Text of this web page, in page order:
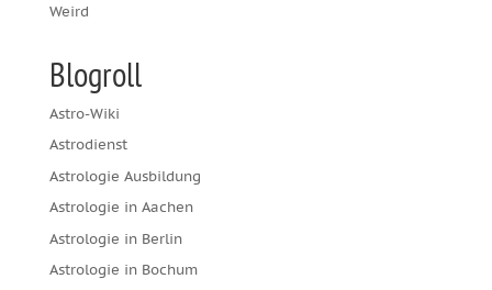
Weird
Blogroll
Astro-Wiki
Astrodienst
Astrologie Ausbildung
Astrologie in Aachen
Astrologie in Berlin
Astrologie in Bochum